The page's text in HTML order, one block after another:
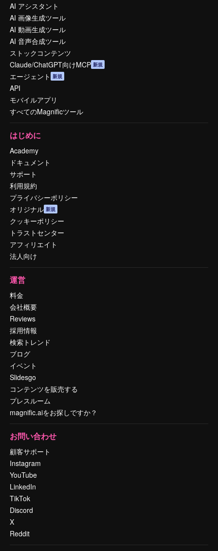
AI アシスタント
AI 画像生成ツール
AI 動画生成ツール
AI 音声合成ツール
ストックコンテンツ
Claude/ChatGPT向けMCP 新規
エージェント 新規
API
モバイルアプリ
すべてのMagnificツール
はじめに
Academy
ドキュメント
サポート
利用規約
プライバシーポリシー
オリジナル 新規
クッキーポリシー
トラストセンター
アフィリエイト
法人向け
運営
料金
会社概要
Reviews
採用情報
検索トレンド
ブログ
イベント
Slidesgo
コンテンツを販売する
プレスルーム
magnific.aiをお探しですか？
お問い合わせ
顧客サポート
Instagram
YouTube
LinkedIn
TikTok
Discord
X
Reddit